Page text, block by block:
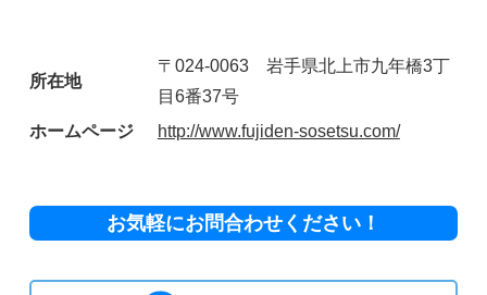
所在地
〒024-0063 岩手県北上市九年橋3丁
目6番37号
ホームページ
http://www.fujiden-sosetsu.com/
お気軽にお問合わせください！